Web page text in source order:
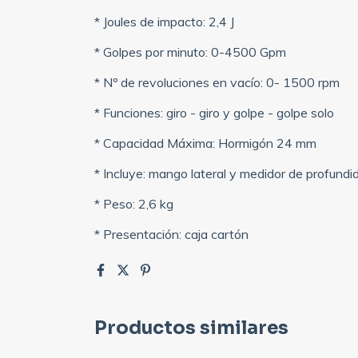
* Joules de impacto: 2,4 J
* Golpes por minuto: 0-4500 Gpm
* Nº de revoluciones en vacío: 0- 1500 rpm
* Funciones: giro - giro y golpe - golpe solo
* Capacidad Máxima: Hormigón 24 mm
* Incluye: mango lateral y medidor de
* Peso: 2,6 kg
* Presentación: caja cartón
Productos similares